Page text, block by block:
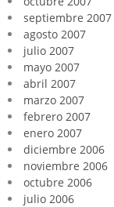
septiembre 2007
agosto 2007
julio 2007
mayo 2007
abril 2007
marzo 2007
febrero 2007
enero 2007
diciembre 2006
noviembre 2006
octubre 2006
julio 2006